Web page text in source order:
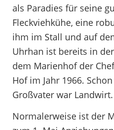
als Paradies für seine
Fleckviehkühe, eine
ihm im Stall und auf
Uhrhan ist bereits in
dem Marienhof der
Hof im Jahr 1966.
Großvater war Landwirt.
Normalerweise ist der